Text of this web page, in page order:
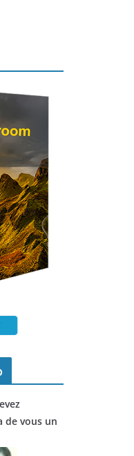
vous un